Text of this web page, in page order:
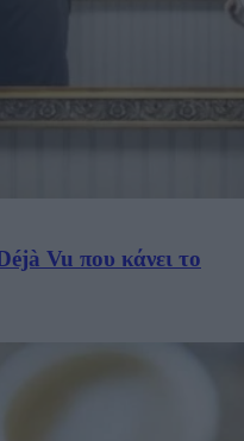
Vu που κάνει το